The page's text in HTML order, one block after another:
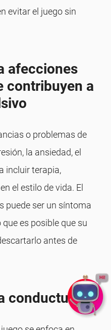
evitar el juego sin
afecciones
contribuyen a
o problemas de
la ansiedad, el
incluir terapia,
el estilo de vida. El
puede ser un síntoma
es posible que su
antes de
conductual